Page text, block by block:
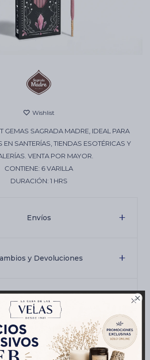

GEMAS SAGRADA MADRE, IDEAL PARA
EN SANTERÍAS, TIENDAS ESOTÉRICAS Y
VENTA POR MAYOR.
CONTIENE: 6 VARILLA
DURACIÓN: 1 HRS
Envíos
y Devoluciones
Medios de pago
de ambientes